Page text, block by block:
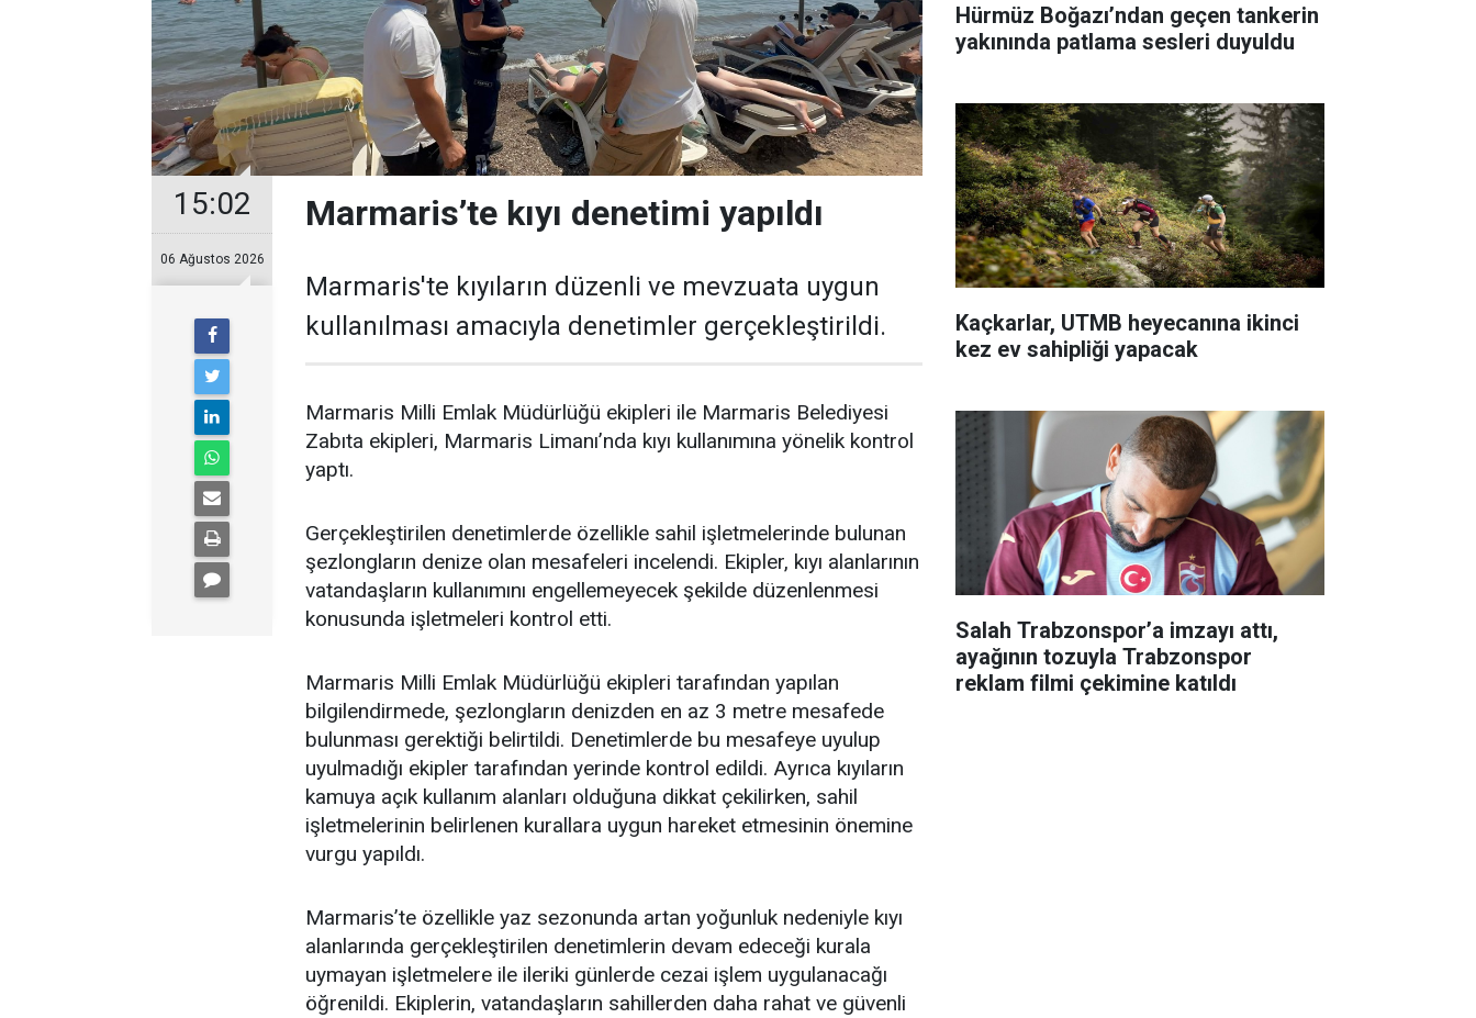
15:02
06 Ağustos 2026
Marmaris’te kıyı denetimi yapıldı
Marmaris'te kıyıların düzenli ve mevzuata uygun
kullanılması amacıyla denetimler gerçekleştirildi.
Marmaris Milli Emlak Müdürlüğü ekipleri ile Marmaris Belediyesi
Zabıta ekipleri, Marmaris Limanı’nda kıyı kullanımına yönelik kontrol
yaptı.
Gerçekleştirilen denetimlerde özellikle sahil işletmelerinde bulunan
şezlongların denize olan mesafeleri incelendi. Ekipler, kıyı alanlarının
vatandaşların kullanımını engellemeyecek şekilde düzenlenmesi
konusunda işletmeleri kontrol etti.
Marmaris Milli Emlak Müdürlüğü ekipleri tarafından yapılan
bilgilendirmede, şezlongların denizden en az 3 metre mesafede
bulunması gerektiği belirtildi. Denetimlerde bu mesafeye uyulup
uyulmadığı ekipler tarafından yerinde kontrol edildi. Ayrıca kıyıların
kamuya açık kullanım alanları olduğuna dikkat çekilirken, sahil
işletmelerinin belirlenen kurallara uygun hareket etmesinin önemine
vurgu yapıldı.
Marmaris’te özellikle yaz sezonunda artan yoğunluk nedeniyle kıyı
alanlarında gerçekleştirilen denetimlerin devam edeceği kurala
uymayan işletmelere ile ileriki günlerde cezai işlem uygulanacağı
öğrenildi. Ekiplerin, vatandaşların sahillerden daha rahat ve güvenli
Hürmüz Boğazı’ndan geçen tankerin
yakınında patlama sesleri duyuldu
Kaçkarlar, UTMB heyecanına ikinci
kez ev sahipliği yapacak
Salah Trabzonspor’a imzayı attı,
ayağının tozuyla Trabzonspor
reklam filmi çekimine katıldı